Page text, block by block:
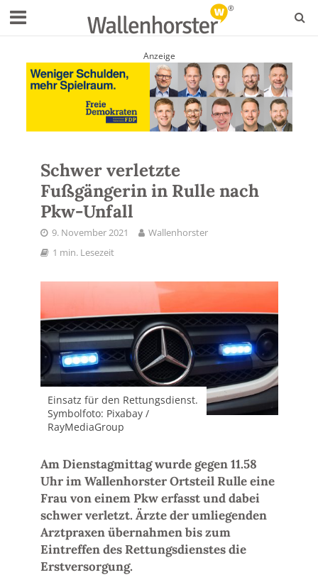
Anzeige
Schwer verletzte
Fußgängerin in Rulle nach
Pkw-Unfall
9. November 2021
Wallenhorster
1 min. Lesezeit
Einsatz für den Rettungsdienst.
Symbolfoto: Pixabay /
RayMediaGroup
Am Dienstagmittag wurde gegen 11.58
Uhr im Wallenhorster Ortsteil Rulle eine
Frau von einem Pkw erfasst und dabei
schwer verletzt. Ärzte der umliegenden
Arztpraxen übernahmen bis zum
Eintreffen des Rettungsdienstes die
Erstversorgung.